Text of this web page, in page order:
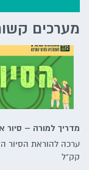
מערכים
מדריך למורה – סיור
ערכה להוראת הסיור
קק"ל